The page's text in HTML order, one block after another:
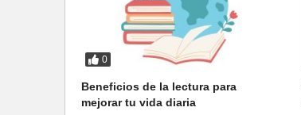
0
Beneficios de la lectura para
mejorar tu vida diaria